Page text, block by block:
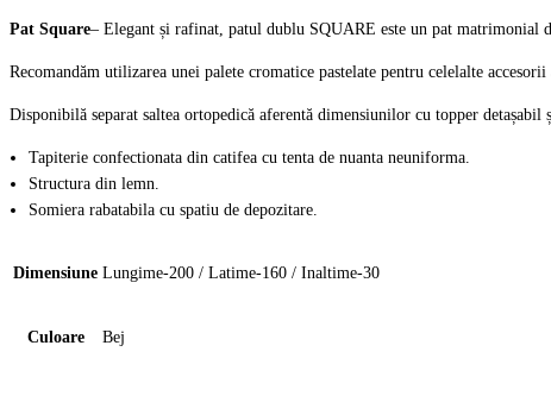
Pat Square– Elegant și rafinat, patul dublu SQUARE este un pat matrimonial
Recomandăm utilizarea unei palete cromatice pastelate pentru celelalte
Disponibilă separat saltea ortopedică aferentă dimensiunilor cu topper detașabil
Tapiterie confectionata din catifea cu tenta de nuanta neuniforma.
Structura din lemn.
Somiera rabatabila cu spatiu de depozitare.
Dimensiune Lungime-200 / Latime-160 / Inaltime-30
Culoare Bej